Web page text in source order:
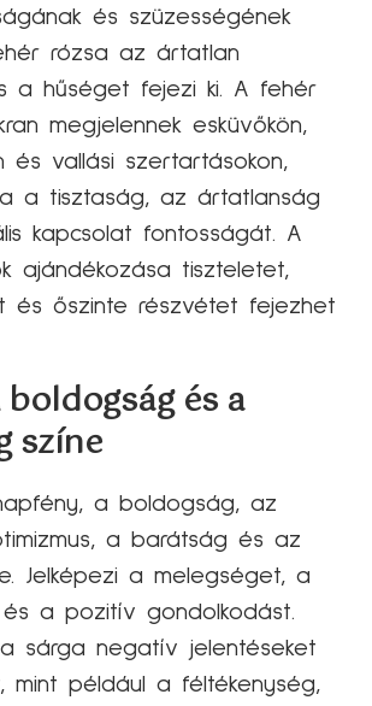
és szüzességének
rózsa az ártatlan
a hűséget fejezi ki. A fehér
megjelennek esküvőkön,
és vallási szertartásokon,
a tisztaság, az ártatlanság
kapcsolat fontosságát. A
ajándékozása tiszteletet,
és őszinte részvétet fejezhet
boldogság és a
színe
a boldogság, az
a barátság és az
Jelképezi a melegséget, a
a pozitív gondolkodást.
a sárga negatív jelentéseket
mint például a féltékenység,